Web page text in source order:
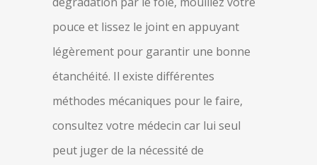
pouce et lissez le joint en appuyant
légèrement pour garantir une bonne
étanchéité. Il existe différentes
méthodes mécaniques pour le faire,
consultez votre médecin car lui seul
peut juger de la nécessité de